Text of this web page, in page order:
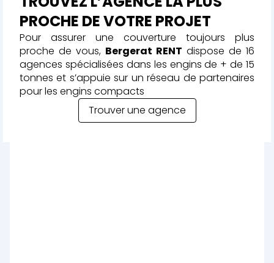
PROCHE DE VOTRE PROJET
Pour assurer une couverture toujours plus
proche de vous, Bergerat RENT dispose de 16
agences spécialisées dans les engins de + de 15
tonnes et s’appuie sur un réseau de partenaires
pour les engins compacts
Trouver une agence